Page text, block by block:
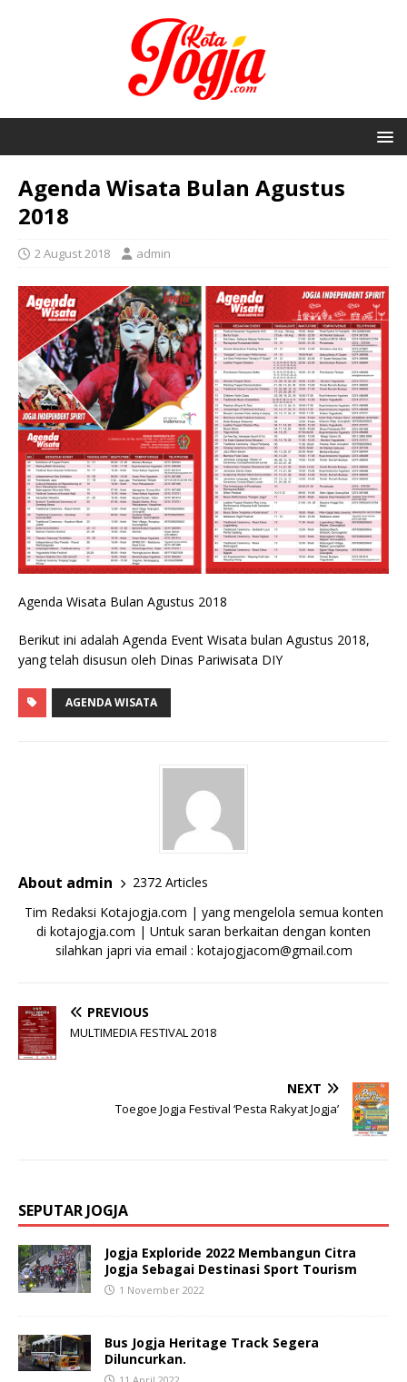
Agenda Wisata Bulan Agustus
2018
2 August 2018 admin
Agenda Wisata Bulan Agustus 2018
Berikut ini adalah Agenda Event Wisata bulan Agustus 2018,
yang telah disusun oleh Dinas Pariwisata DIY
AGENDA WISATA
About admin
2372 Articles
Tim Redaksi Kotajogja.com | yang mengelola semua konten
di kotajogja.com | Untuk saran berkaitan dengan konten
silahkan japri via email : kotajogjacom@gmail.com
PREVIOUS
MULTIMEDIA FESTIVAL 2018
NEXT
Toegoe Jogja Festival ‘Pesta Rakyat Jogja’
SEPUTAR JOGJA
Jogja Exploride 2022 Membangun Citra
Jogja Sebagai Destinasi Sport Tourism
1 November 2022
Bus Jogja Heritage Track Segera
Diluncurkan.